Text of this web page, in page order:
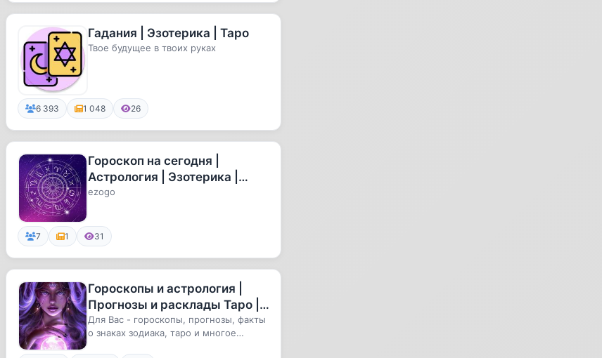
Гадания | Эзотерика | Таро
Твое будущее в твоих руках
6 393 1 048 26
Гороскоп на сегодня |
Астрология | Эзотерика |
Таро
ezogo
7 1 31
Гороскопы и астрология |
Прогнозы и расклады Таро |
Эзотерика
Для Вас - гороскопы, прогнозы, факты
о знаках зодиака, таро и многое